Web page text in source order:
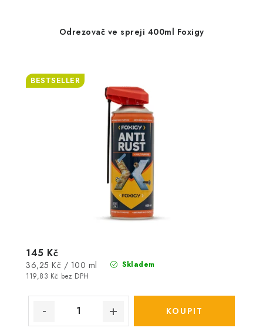
Odrezovač ve spreji 400ml Foxigy
BESTSELLER
Skladem
119,83 Kč bez DPH
145 Kč
Měrná
cena:
36,25 Kč / 100 ml